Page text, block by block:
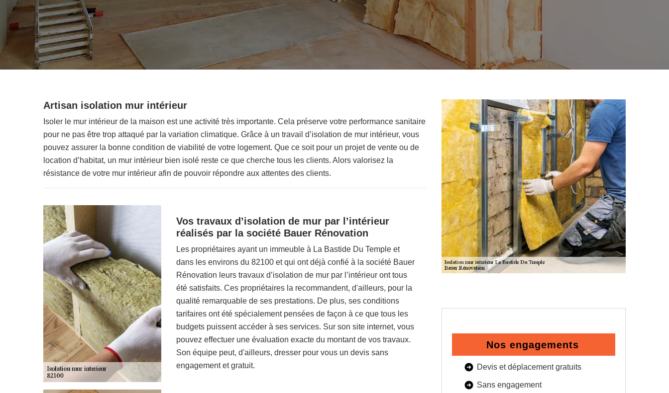
Artisan isolation mur intérieur
Isoler le mur intérieur de la maison est une activité très importante. Cela préserve votre performance sanitaire
pour ne pas être trop attaqué par la variation climatique. Grâce à un travail d’isolation de mur intérieur, vous
pouvez assurer la bonne condition de viabilité de votre logement. Que ce soit pour un projet de vente ou de
location d’habitat, un mur intérieur bien isolé reste ce que cherche tous les clients. Alors valorisez la
résistance de votre mur intérieur afin de pouvoir répondre aux attentes des clients.
Vos travaux d’isolation de mur par l’intérieur
réalisés par la société Bauer Rénovation
Les propriétaires ayant un immeuble à La Bastide Du Temple et
dans les environs du 82100 et qui ont déjà confié à la société Bauer
Rénovation leurs travaux d’isolation de mur par l’intérieur ont tous
été satisfaits. Ces propriétaires la recommandent, d'ailleurs, pour la
qualité remarquable de ses prestations. De plus, ses conditions
tarifaires ont été spécialement pensées de façon à ce que tous les
budgets puissent accéder à ses services. Sur son site internet, vous
pouvez effectuer une évaluation exacte du montant de vos travaux.
Son équipe peut, d'ailleurs, dresser pour vous un devis sans
engagement et gratuit.
Nos engagements
Devis et déplacement gratuits
Sans engagement